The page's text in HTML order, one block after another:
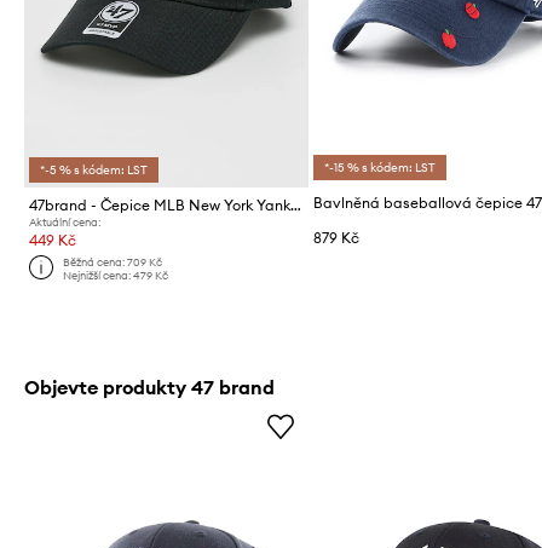
*-5 % s kódem: LST
47brand - Čepice MLB New York Yankees
Aktuální cena:
449 Kč
Běžná cena:709 Kč
Nejnižší cena:479 Kč
*-15 % s kódem: LST
879 Kč
Objevte produkty 47 brand